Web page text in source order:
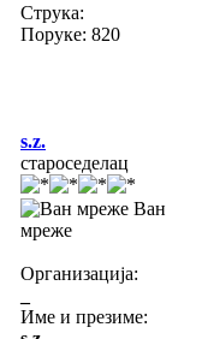
Струка:
Поруке: 820
s.z.
староседелац
Ван
мреже
Организација:
Име и презиме: